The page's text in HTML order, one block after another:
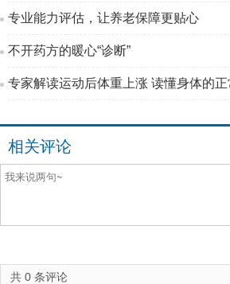
专业能力评估，让养老保障更贴心
不开药方的暖心“诊断”
专家解读运动后体重上涨 读懂身体的
相关评论
共 0 条评论